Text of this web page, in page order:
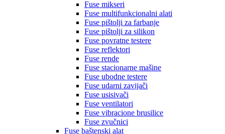
Fuse mikseri
Fuse multifunkcionalni alati
Fuse pištolji za farbanje
Fuse pištolji za silikon
Fuse povratne testere
Fuse reflektori
Fuse rende
Fuse stacionarne mašine
Fuse ubodne testere
Fuse udarni zavijači
Fuse usisivači
Fuse ventilatori
Fuse vibracione brusilice
Fuse zvučnici
Fuse baštenski alat